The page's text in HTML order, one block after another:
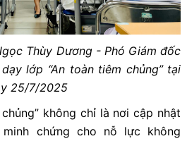
Thùy Dương - Phó Giám đốc
lớp “An toàn tiêm chủng” tại
25/7/2025
không chỉ là nơi cập nhật
chứng cho nỗ lực không